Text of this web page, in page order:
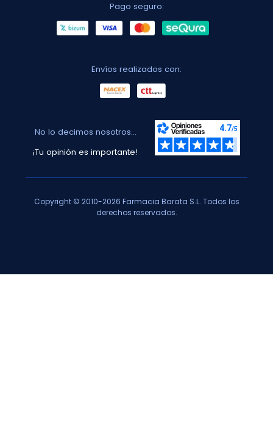
Pago seguro:
Envíos realizados con:
No lo decimos nosotros...
¡Tu opinión es importante!
Copyright © 2010-2026 Farmacia Barata S.L. Todos los
derechos reservados.